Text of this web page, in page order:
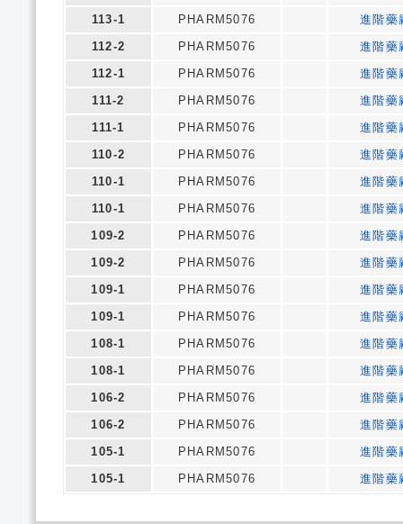
113-1
PHARM5076
進階藥
112-2
PHARM5076
進階藥
112-1
PHARM5076
進階藥
111-2
PHARM5076
進階藥
111-1
PHARM5076
進階藥
110-2
PHARM5076
進階藥
110-1
PHARM5076
進階藥
110-1
PHARM5076
進階藥
109-2
PHARM5076
進階藥
109-2
PHARM5076
進階藥
109-1
PHARM5076
進階藥
109-1
PHARM5076
進階藥
108-1
PHARM5076
進階藥
108-1
PHARM5076
進階藥
106-2
PHARM5076
進階藥
106-2
PHARM5076
進階藥
105-1
PHARM5076
進階藥
105-1
PHARM5076 進階藥